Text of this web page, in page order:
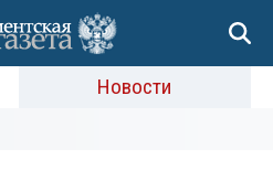
Новости